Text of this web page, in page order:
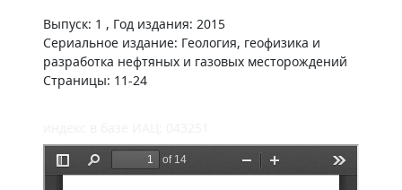
Выпуск: 1 , Год издания: 2015
Сериальное издание: Геология, геофизика и
разработка нефтяных и газовых месторождений
Страницы: 11-24